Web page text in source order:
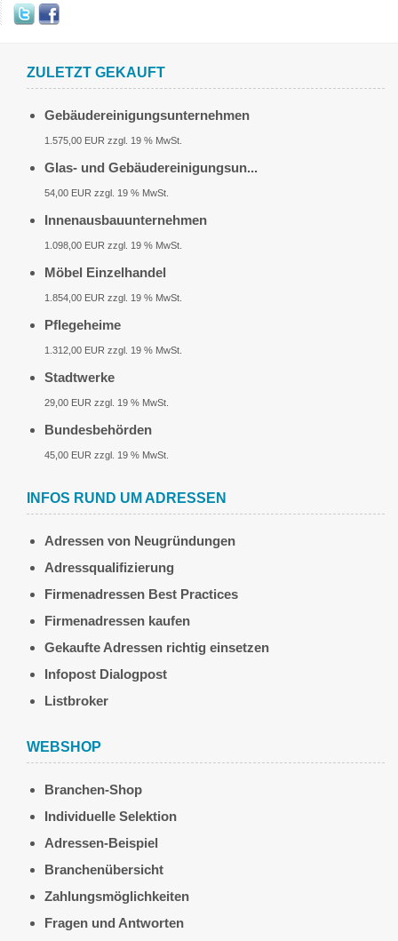
ZULETZT GEKAUFT
Gebäudereinigungsunternehmen
1.575,00 EUR zzgl. 19 % MwSt.
Glas- und Gebäudereinigungsun...
54,00 EUR zzgl. 19 % MwSt.
Innenausbauunternehmen
1.098,00 EUR zzgl. 19 % MwSt.
Möbel Einzelhandel
1.854,00 EUR zzgl. 19 % MwSt.
Pflegeheime
1.312,00 EUR zzgl. 19 % MwSt.
Stadtwerke
29,00 EUR zzgl. 19 % MwSt.
Bundesbehörden
45,00 EUR zzgl. 19 % MwSt.
INFOS RUND UM ADRESSEN
Adressen von Neugründungen
Adressqualifizierung
Firmenadressen Best Practices
Firmenadressen kaufen
Gekaufte Adressen richtig einsetzen
Infopost Dialogpost
Listbroker
WEBSHOP
Branchen-Shop
Individuelle Selektion
Adressen-Beispiel
Branchenübersicht
Zahlungsmöglichkeiten
Fragen und Antworten